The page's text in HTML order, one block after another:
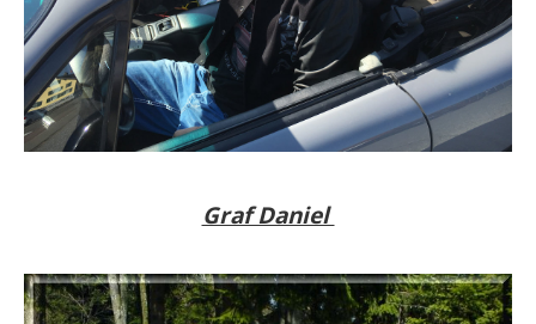
Graf Daniel